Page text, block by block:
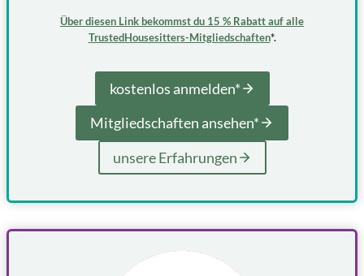
Über diesen Link bekommst du 15 % Rabatt auf alle
TrustedHousesitters-Mitgliedschaften*.
kostenlos anmelden*
Mitgliedschaften ansehen*
unsere Erfahrungen